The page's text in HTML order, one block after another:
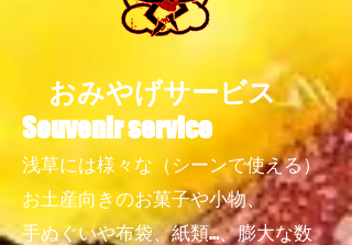
​ おみやげサービス
Souvenir service
浅草には様々な（シーンで使える）
お土産向きのお菓子や小物、
手ぬぐいや布袋、紙類…、膨大な数